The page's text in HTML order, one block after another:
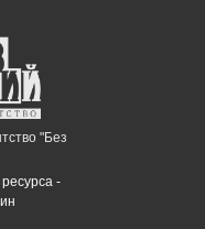
"Без
-